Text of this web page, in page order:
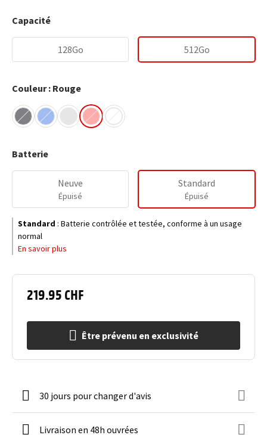
219.95 CHF
Être prévenu en exclusivité
Capacité
128Go 512Go
Couleur : Rouge
Batterie
Neuve
Épuisé
Standard
Épuisé
Standard : Batterie contrôlée et testée, conforme à un usage
normal
En savoir plus
30 jours pour changer d'avis
Livraison en 48h ouvrées